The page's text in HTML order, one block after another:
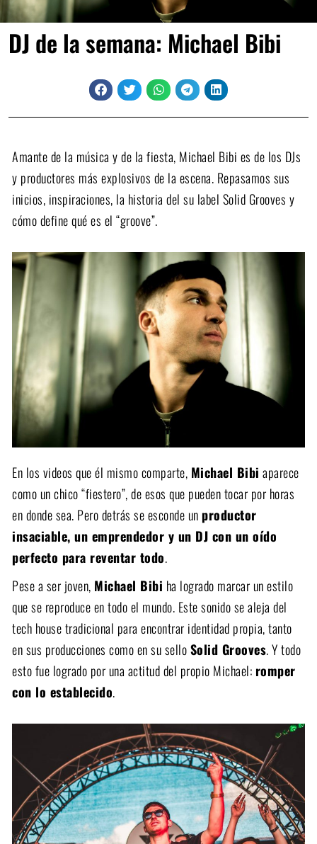
DJ de la semana: Michael Bibi
Amante de la música y de la fiesta, Michael Bibi es de los DJs
y productores más explosivos de la escena. Repasamos sus
inicios, inspiraciones, la historia del su label Solid Grooves y
cómo define qué es el “groove”.
En los videos que él mismo comparte, Michael Bibi aparece
como un chico “fiestero”, de esos que pueden tocar por horas
en donde sea. Pero detrás se esconde un productor
insaciable, un emprendedor y un DJ con un oído
perfecto para reventar todo.
Pese a ser joven, Michael Bibi ha logrado marcar un estilo
que se reproduce en todo el mundo. Este sonido se aleja del
tech house tradicional para encontrar identidad propia, tanto
en sus producciones como en su selloSolid Grooves. Y todo
esto fue logrado por una actitud del propio Michael: romper
con lo establecido.